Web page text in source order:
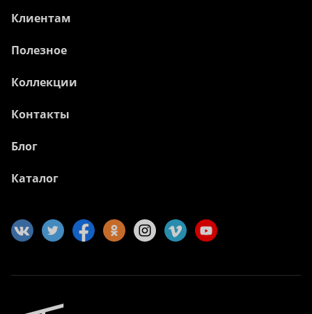
Клиентам
Полезное
Коллекции
Контакты
Блог
Каталог